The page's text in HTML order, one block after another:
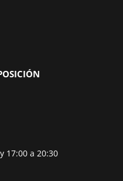
17:00 a 20:30